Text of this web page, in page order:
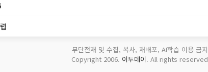
무단전재 및 수집, 복사, 재배포, AI학습 이용 금지
Copyright 2006. 이투데이. All rights reserved